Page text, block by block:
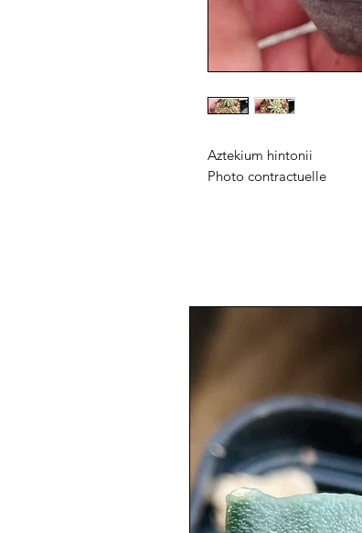
Aztekium hintonii
Photo contractuelle